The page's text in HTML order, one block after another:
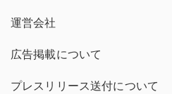
運営会社
広告掲載について
プレスリリース送付について